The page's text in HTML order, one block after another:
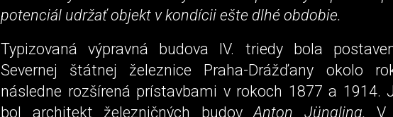
potenciál udržať objekt v kondícii ešte dlhé obdobie.
Typizovaná výpravná budova IV. triedy bola
Severnej štátnej železnice Praha-Drážďany okolo
následne rozšírená prístavbami v rokoch 1877 a 1914.
bol architekt železničných budov Anton Jüngling. V